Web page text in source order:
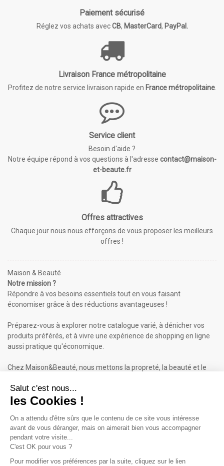
Paiement sécurisé
Réglez vos achats avecCB, MasterCard, PayPal.
Livraison France métropolitaine
Profitez de notre service livraison rapide en France métropolitaine.
Service client
Besoin d'aide ?
Notre équipe répond à vos questions à l'adresse contact@maison-
et-beaute.fr
Offres attractives
Chaque jour nous nous efforçons de vous proposer les meilleurs
offres !
Maison & Beauté
Notre mission ?
Répondre à vos besoins essentiels tout en vous faisant
économiser grâce à des réductions avantageuses !
Préparez-vous à explorer notre catalogue varié, à dénicher vos
produits préférés, et à vivre une expérience de shopping en ligne
aussi pratique qu'économique.
Chez Maison&Beauté, nous mettons la propreté, la beauté et le
Maison & Beauté : Informations
À propos de nous
Conditions générales de vente (CGV)
Plan du site
Contactez-nous